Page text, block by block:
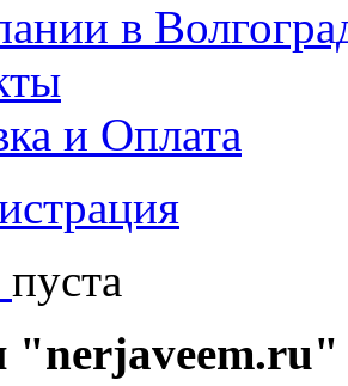
в
и Оплата
пуста
"nerjaveem.ru"